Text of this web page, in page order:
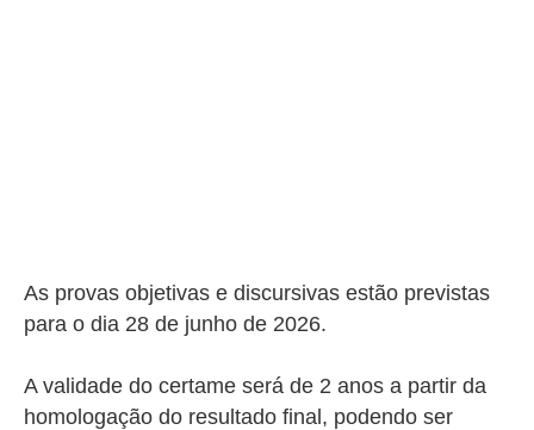
As provas objetivas e discursivas estão previstas
para o dia 28 de junho de 2026.
A validade do certame será de 2 anos a partir da
homologação do resultado final, podendo ser